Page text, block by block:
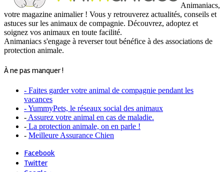
Animaniacs,
votre magazine animalier ! Vous y retrouverez actualités, conseils et
astuces sur les animaux de compagnie. Découvrez, adoptez et
soignez vos animaux en toute facilité.
Animaniacs s'engage à reverser tout bénéfice à des associations de
protection animale.
À ne pas manquer !
- Faites garder votre animal de compagnie pendant les
vacances
- YummyPets, le réseaux social des animaux
- Assurez votre animal en cas de maladie.
- La protection animale, on en parle !
- Meilleure Assurance Chien
Facebook
Twitter